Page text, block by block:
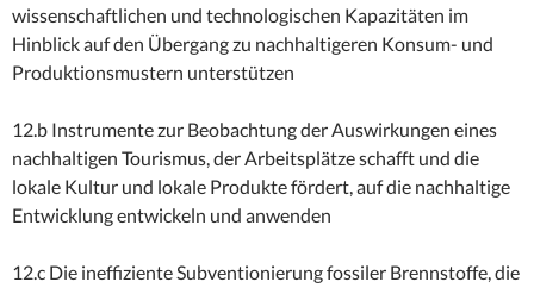
wissenschaftlichen und technologischen Kapazitäten im
Hinblick auf den Übergang zu nachhaltigeren Konsum- und
Produktionsmustern unterstützen
12.b Instrumente zur Beobachtung der Auswirkungen eines
nachhaltigen Tourismus, der Arbeitsplätze schafft und die
lokale Kultur und lokale Produkte fördert, auf die nachhaltige
Entwicklung entwickeln und anwenden
12.c Die ineffiziente Subventionierung fossiler Brennstoffe, die